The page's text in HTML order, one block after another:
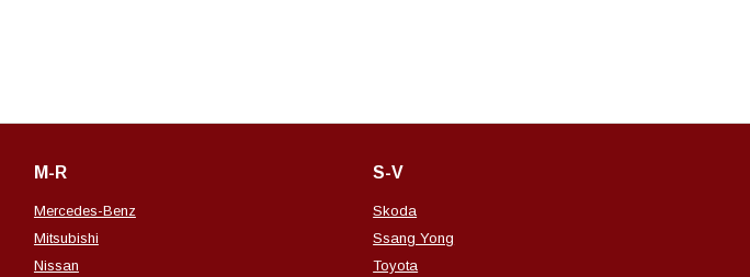
M-R
Mercedes-Benz
Mitsubishi
Nissan
S-V
Skoda
Ssang Yong
Toyota